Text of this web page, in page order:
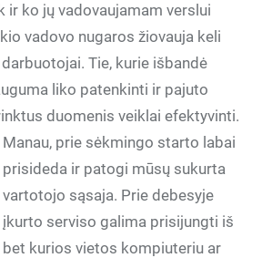
ir ko jų vadovaujamam verslui
vadovo nugaros žiovauja keli
Tie, kurie išbandė
liko patenkinti ir pajuto
duomenis veiklai efektyvinti.
Manau, prie sėkmingo starto labai
prisideda ir patogi mūsų sukurta
vartotojo sąsaja. Prie debesyje
įkurto serviso galima prisijungti iš
bet kurios vietos kompiuteriu ar